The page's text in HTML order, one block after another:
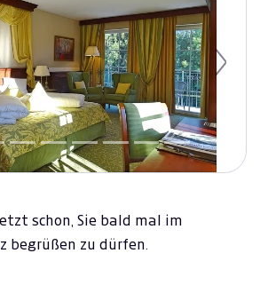
Next
schon, Sie bald mal im
begrüßen zu dürfen.